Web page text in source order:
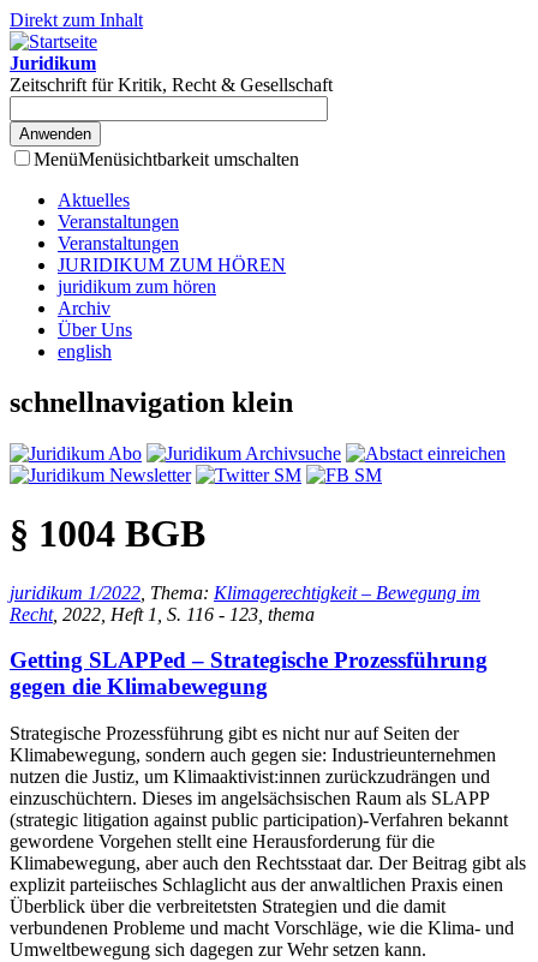
Direkt zum Inhalt
Juridikum
Zeitschrift für Kritik, Recht & Gesellschaft
MenüMenüsichtbarkeit umschalten
Aktuelles
Veranstaltungen
Veranstaltungen
JURIDIKUM ZUM HÖREN
juridikum zum hören
Archiv
Über Uns
english
schnellnavigation klein
§ 1004 BGB
juridikum 1/2022 , Thema: Klimagerechtigkeit – Bewegung im
Recht, 2022, Heft 1, S. 116 - 123, thema
Getting SLAPPed – Strategische Prozessführung
gegen die Klimabewegung
Strategische Prozessführung gibt es nicht nur auf Seiten der
Klimabewegung, sondern auch gegen sie: Industrieunternehmen
nutzen die Justiz, um Klimaaktivist:innen zurückzudrängen und
einzuschüchtern. Dieses im angelsächsischen Raum als SLAPP
(strategic litigation against public participation)-Verfahren bekannt
gewordene Vorgehen stellt eine Herausforderung für die
Klimabewegung, aber auch den Rechtsstaat dar. Der Beitrag gibt als
explizit parteiisches Schlaglicht aus der anwaltlichen Praxis einen
Überblick über die verbreitetsten Strategien und die damit
verbundenen Probleme und macht Vorschläge, wie die Klima- und
Umweltbewegung sich dagegen zur Wehr setzen kann.